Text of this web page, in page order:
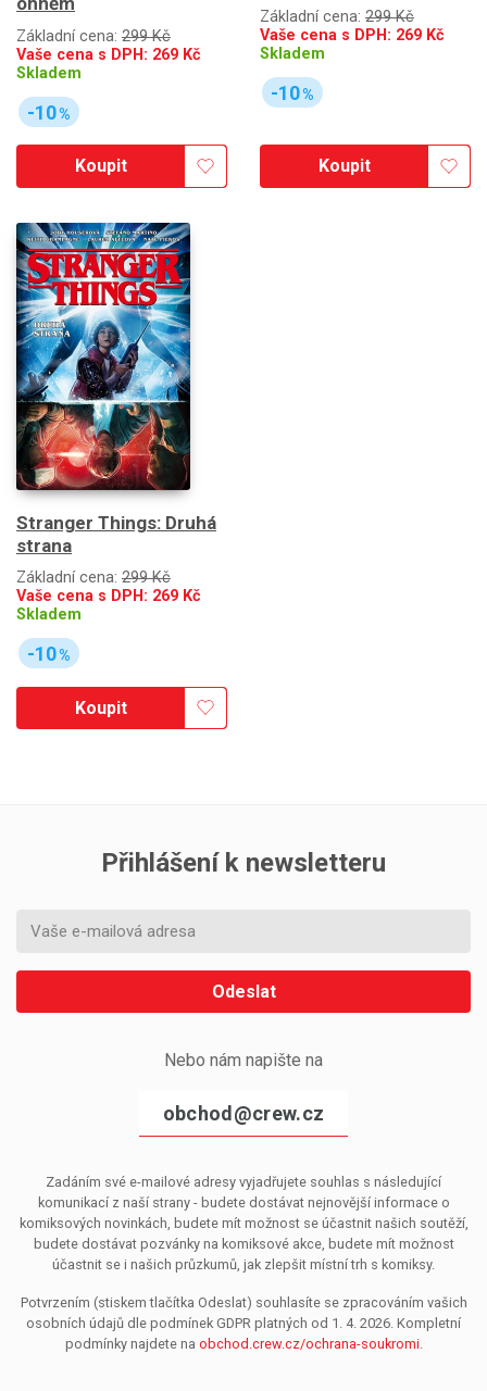
Základní cena: 299 Kč
Vaše cena s DPH: 269 Kč
Skladem
-10%
Koupit
Základní cena: 299 Kč
Vaše cena s DPH: 269 Kč
Skladem
-10%
Koupit
Stranger Things: Druhá
strana
Základní cena: 299 Kč
Vaše cena s DPH: 269 Kč
Skladem
-10%
Koupit
Přihlášení k newsletteru
Odeslat
Nebo nám napište na
obchod@crew.cz
Zadáním své e-mailové adresy vyjadřujete souhlas s následující
komunikací z naší strany - budete dostávat nejnovější informace o
komiksových novinkách, budete mít možnost se účastnit našich soutěží,
budete dostávat pozvánky na komiksové akce, budete mít možnost
účastnit se i našich průzkumů, jak zlepšit místní trh s komiksy.
Potvrzením (stiskem tlačítka Odeslat) souhlasíte se zpracováním vašich
osobních údajů dle podmínek GDPR platných od 1. 4. 2026. Kompletní
podmínky najdete na obchod.crew.cz/ochrana-soukromi.